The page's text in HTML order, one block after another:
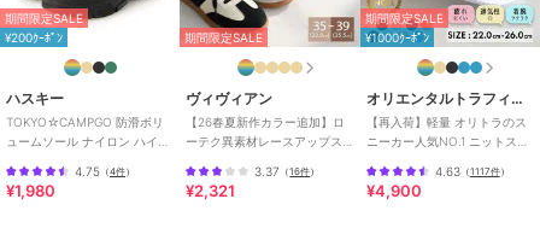
期間限定SALE
¥200ｸｰﾎﾟﾝ
ハスキー
TOKYO☆CAMPGO 防滑ボリ
ュームソール ナイロン ハイカ
4.75 （4件）
¥1,980
期間限定SALE
ヴィヴィアン
【26春夏新作カラー追加】ロ
ーテク異素材レースアップス
3.37 （16件）
¥2,321
期間限定SALE
¥1000ｸｰﾎﾟﾝ
オリエンタルトラフィック
【再入荷】軽量 オリトラのス
ニーカー人気NO.1 ニットスニ
4.63（1117件）
¥4,900